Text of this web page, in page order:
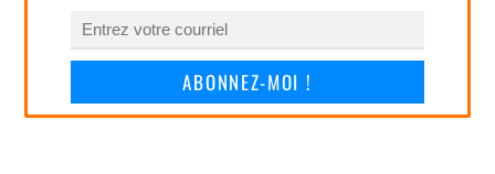
ABONNEZ-MOI !